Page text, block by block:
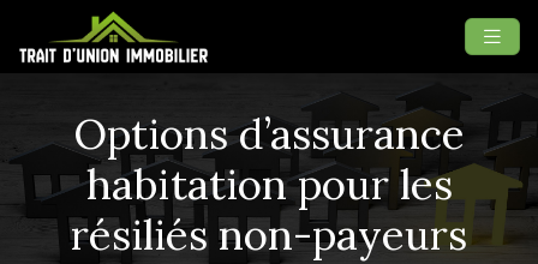
Options d’assurance
habitation pour les
résiliés non-payeurs